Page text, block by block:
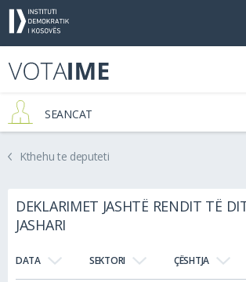
SEANCAT
Kthehu te deputeti
DEKLARIMET JASHTË RENDIT TË
JASHARI
DATA SEKTORI ÇËSHTJA